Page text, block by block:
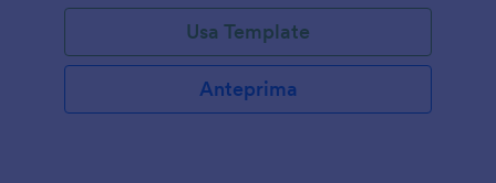
Usa Template
Anteprima